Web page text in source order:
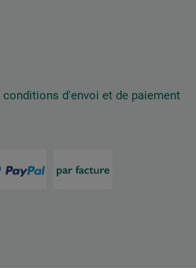
conditions d'envoi et de paiement